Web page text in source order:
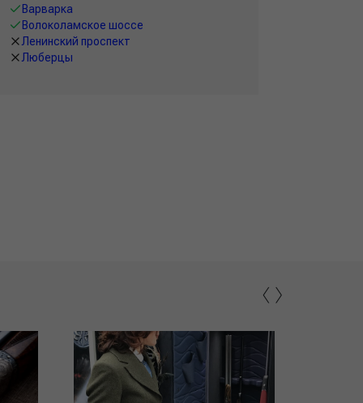
Варварка
Волоколамское шоссе
Ленинский проспект
Люберцы
‹›